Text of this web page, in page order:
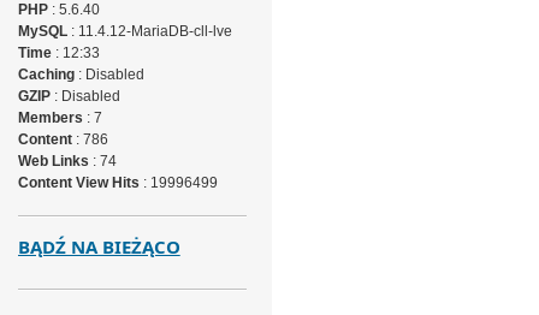
PHP: 5.6.40
MySQL: 11.4.12-MariaDB-cll-lve
Time: 12:33
Caching: Disabled
GZIP: Disabled
Members : 7
Content: 786
Web Links : 74
Content View Hits : 19996499
BĄDŹ NA BIEŻĄCO